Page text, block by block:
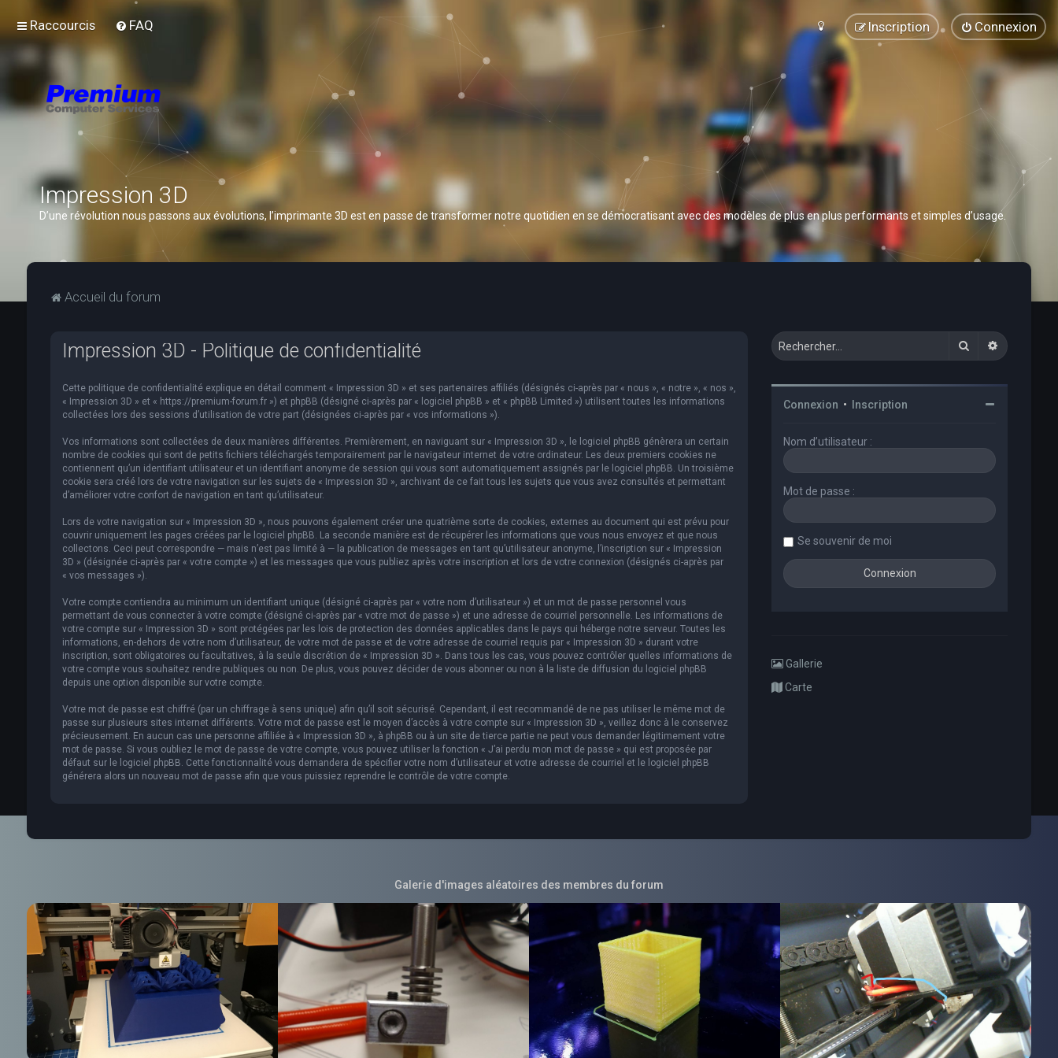
Raccourcis FAQ Connexion
Inscription
Impression 3D
D’une révolution nous passons aux évolutions, l’imprimante 3D est en passe de transformer notre quotidien en se démocratisant avec des modèles de plus en plus performants et simples d’usage.
Accueil du forum
Impression 3D - Politique de confidentialité
Cette politique de confidentialité explique en détail comment « Impression 3D » et ses partenaires affiliés (désignés ci-après par « nous », « notre », « nos »,
« Impression 3D » et « https://premium-forum.fr ») et phpBB (désigné ci-après par « logiciel phpBB » et « phpBB Limited ») utilisent toutes les informations
collectées lors des sessions d’utilisation de votre part (désignées ci-après par « vos informations »).
Vos informations sont collectées de deux manières différentes. Premièrement, en naviguant sur « Impression 3D », le logiciel phpBB génèrera un certain
nombre de cookies qui sont de petits fichiers téléchargés temporairement par le navigateur internet de votre ordinateur. Les deux premiers cookies ne
contiennent qu’un identifiant utilisateur et un identifiant anonyme de session qui vous sont automatiquement assignés par le logiciel phpBB. Un troisième
cookie sera créé lors de votre navigation sur les sujets de « Impression 3D », archivant de ce fait tous les sujets que vous avez consultés et permettant
d’améliorer votre confort de navigation en tant qu’utilisateur.
Lors de votre navigation sur « Impression 3D », nous pouvons également créer une quatrième sorte de cookies, externes au document qui est prévu pour
couvrir uniquement les pages créées par le logiciel phpBB. La seconde manière est de récupérer les informations que vous nous envoyez et que nous
collectons. Ceci peut correspondre — mais n’est pas limité à — la publication de messages en tant qu’utilisateur anonyme, l’inscription sur « Impression
3D » (désignée ci-après par « votre compte ») et les messages que vous publiez après votre inscription et lors de votre connexion (désignés ci-après par
« vos messages »).
Votre compte contiendra au minimum un identifiant unique (désigné ci-après par « votre nom d’utilisateur ») et un mot de passe personnel vous
permettant de vous connecter à votre compte (désigné ci-après par « votre mot de passe ») et une adresse de courriel personnelle. Les informations de
votre compte sur « Impression 3D » sont protégées par les lois de protection des données applicables dans le pays qui héberge notre serveur. Toutes les
informations, en-dehors de votre nom d’utilisateur, de votre mot de passe et de votre adresse de courriel requis par « Impression 3D » durant votre
inscription, sont obligatoires ou facultatives, à la seule discrétion de « Impression 3D ». Dans tous les cas, vous pouvez contrôler quelles informations de
votre compte vous souhaitez rendre publiques ou non. De plus, vous pouvez décider de vous abonner ou non à la liste de diffusion du logiciel phpBB
depuis une option disponible sur votre compte.
Votre mot de passe est chiffré (par un chiffrage à sens unique) afin qu’il soit sécurisé. Cependant, il est recommandé de ne pas utiliser le même mot de
passe sur plusieurs sites internet différents. Votre mot de passe est le moyen d’accès à votre compte sur « Impression 3D », veillez donc à le conservez
précieusement. En aucun cas une personne affiliée à « Impression 3D », à phpBB ou à un site de tierce partie ne peut vous demander légitimement votre
mot de passe. Si vous oubliez le mot de passe de votre compte, vous pouvez utiliser la fonction « J’ai perdu mon mot de passe » qui est proposée par
défaut sur le logiciel phpBB. Cette fonctionnalité vous demandera de spécifier votre nom d’utilisateur et votre adresse de courriel et le logiciel phpBB
générera alors un nouveau mot de passe afin que vous puissiez reprendre le contrôle de votre compte.
Rechercher
Connexion • Inscription
Nom d’utilisateur :
Mot de passe :
Se souvenir de moi
Gallerie
Carte
Galerie d'images aléatoires des membres du forum